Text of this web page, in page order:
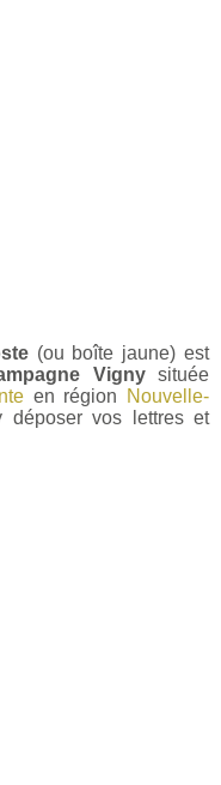
(ou boîte jaune) est
Vignysituée
en région
Nouvelle-
déposer vos lettres et